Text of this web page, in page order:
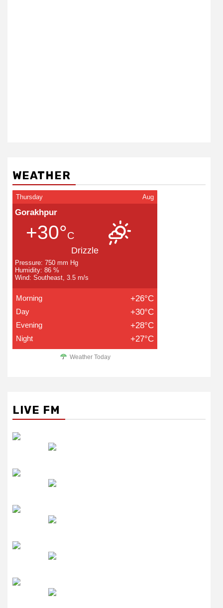
WEATHER
Thursday Aug
Gorakhpur
+30°C
Drizzle
Pressure: 750 mm Hg
Humidity: 86 %
Wind: Southeast, 3.5 m/s
Morning +26°C
Day +30°C
Evening +28°C
Night +27°C
Weather Today
LIVE FM